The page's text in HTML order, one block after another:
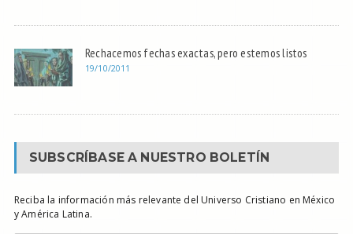
Rechacemos fechas exactas, pero estemos listos
19/10/2011
SUBSCRÍBASE A NUESTRO BOLETÍN
Reciba la información más relevante del Universo Cristiano en México
y América Latina.